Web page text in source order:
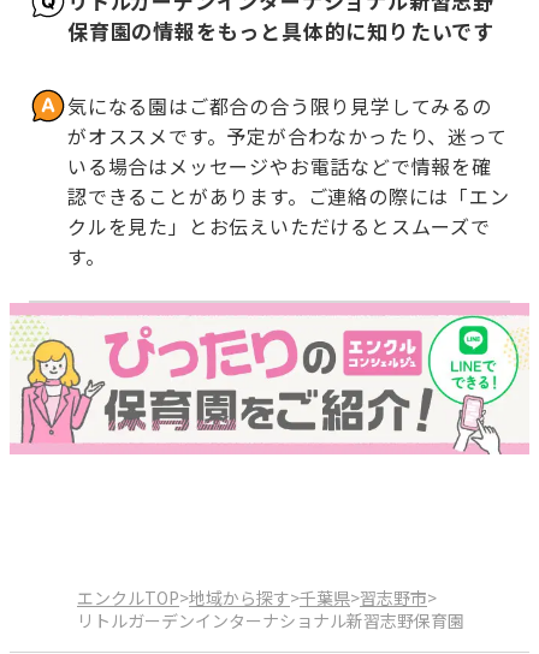
保育園の情報をもっと具体的に知りたいです
気になる園はご都合の合う限り見学してみるの
がオススメです。予定が合わなかったり、迷って
いる場合はメッセージやお電話などで情報を確
認できることがあります。ご連絡の際には「エン
クルを見た」とお伝えいただけるとスムーズで
す。
エンクルTOP>地域から探す>千葉県>習志野市>
リトルガーデンインターナショナル新習志野保育園